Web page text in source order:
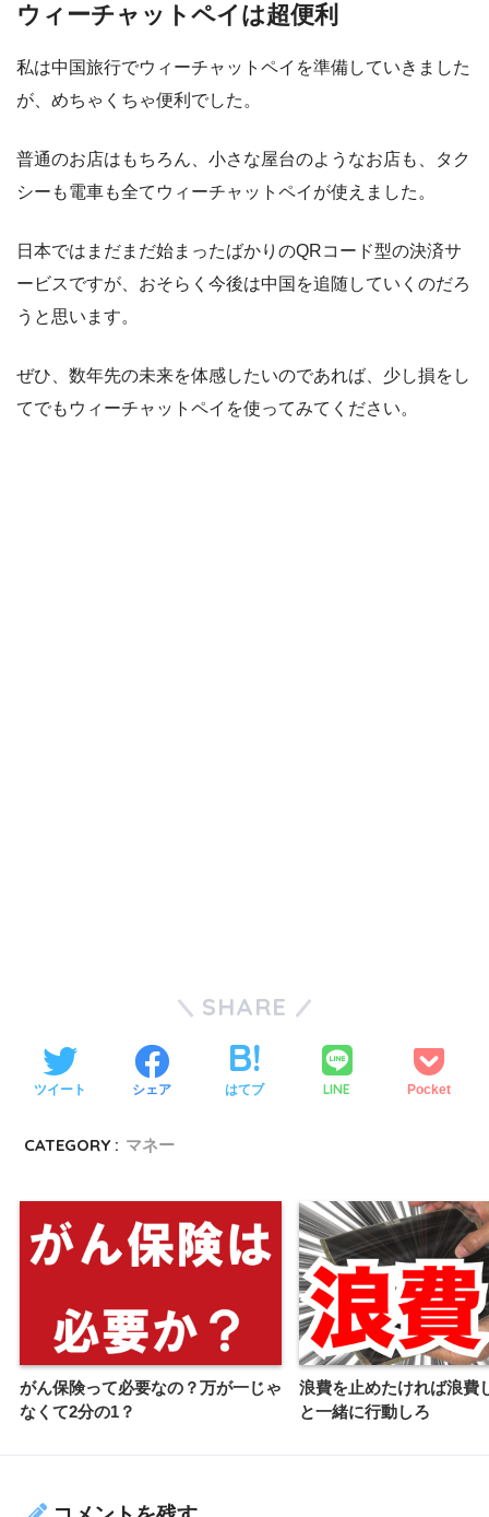
ウィーチャットペイは超便利
私は中国旅行でウィーチャットペイを準備していきました
が、めちゃくちゃ便利でした。
普通のお店はもちろん、小さな屋台のようなお店も、タク
シーも電車も全てウィーチャットペイが使えました。
日本ではまだまだ始まったばかりのQRコード型の決済サ
ービスですが、おそらく今後は中国を追随していくのだろ
うと思います。
ぜひ、数年先の未来を体感したいのであれば、少し損をし
てでもウィーチャットペイを使ってみてください。
SHARE
ツイート シェア はてブ LINE Pocket
CATEGORY : マネー
がん保険って必要なの？万が一じゃ
なくて2分の1？
浪費を止めたければ浪費
と一緒に行動しろ